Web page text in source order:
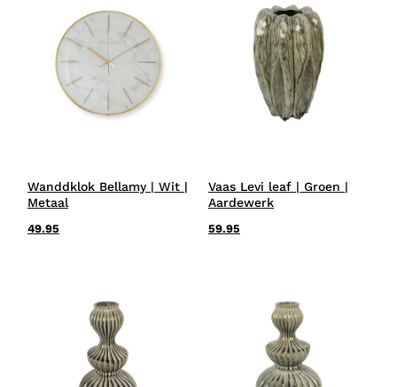
Wanddklok Bellamy | Wit |
Metaal
49.95
Vaas Levi leaf | Groen |
Aardewerk
59.95